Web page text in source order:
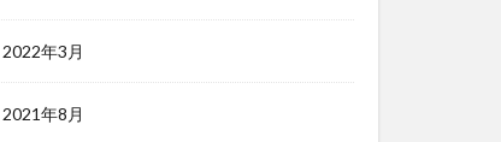
2022年3月
2021年8月